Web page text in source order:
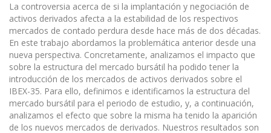
La controversia acerca de si la implantación y negociación de
activos derivados afecta a la estabilidad de los respectivos
mercados de contado perdura desde hace más de dos décadas.
En este trabajo abordamos la problemática anterior desde una
nueva perspectiva. Concretamente, analizamos el impacto que
sobre la estructura del mercado bursátil ha podido tener la
introducción de los mercados de activos derivados sobre el
IBEX-35. Para ello, definimos e identificamos la estructura del
mercado bursátil para el periodo de estudio, y, a continuación,
analizamos el efecto que sobre la misma ha tenido la aparición
de los nuevos mercados de derivados. Nuestros resultados son